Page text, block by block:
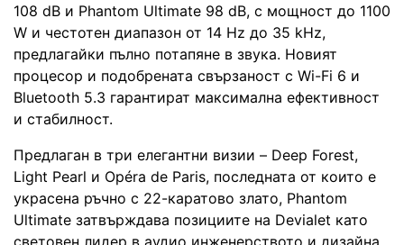
108 dB и Phantom Ultimate 98 dB, с мощност до 1100
W и честотен диапазон от 14 Hz до 35 kHz,
предлагайки пълно потапяне в звука. Новият
процесор и подобрената свързаност с Wi-Fi 6 и
Bluetooth 5.3 гарантират максимална ефективност
и стабилност.
Предлаган в три елегантни визии – Deep Forest,
Light Pearl и Opéra de Paris, последната от които е
украсена ръчно с 22-каратово злато, Phantom
Ultimate затвърждава позициите на Devialet като